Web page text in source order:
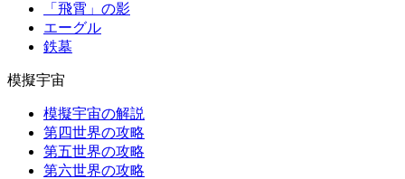
「飛霄」の影
エーグル
鉄墓
模擬宇宙
模擬宇宙の解説
第四世界の攻略
第五世界の攻略
第六世界の攻略